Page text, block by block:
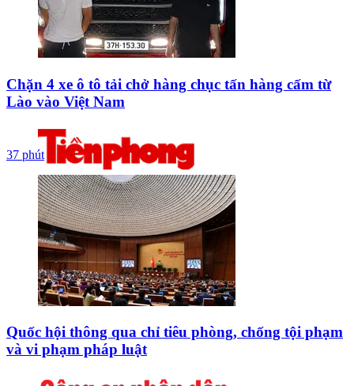
Chặn 4 xe ô tô tải chở hàng chục tấn hàng cấm từ
Lào vào Việt Nam
37 phút
Quốc hội thông qua chỉ tiêu phòng, chống tội phạm
và vi phạm pháp luật